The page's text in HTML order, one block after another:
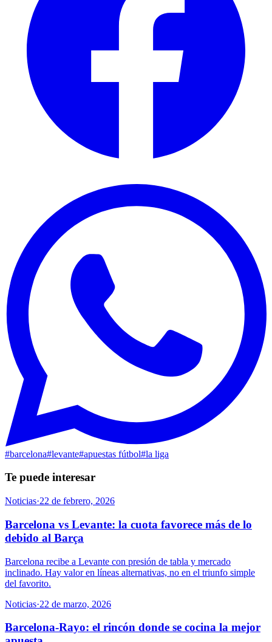
#barcelona#levante#apuestas fútbol#la liga
Te puede interesar
Noticias·22 de febrero, 2026
Barcelona vs Levante: la cuota favorece más de lo
debido al Barça
Barcelona recibe a Levante con presión de tabla y mercado
inclinado. Hay valor en líneas alternativas, no en el triunfo simple
del favorito.
Noticias·22 de marzo, 2026
Barcelona-Rayo: el rincón donde se cocina la mejor